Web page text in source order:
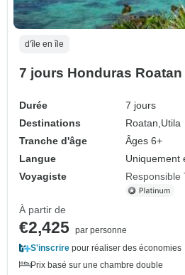
d'île en île
7 jours Honduras Roatan
Durée
7 jours
Destinations
Roatan, Utila
Tranche d'âge
Âges 6+
Langue
Uniquement
Voyagiste
Responsible
À partir de
€2,425 par personne
S'inscrire pour réaliser des économies
Prix basé sur une chambre double